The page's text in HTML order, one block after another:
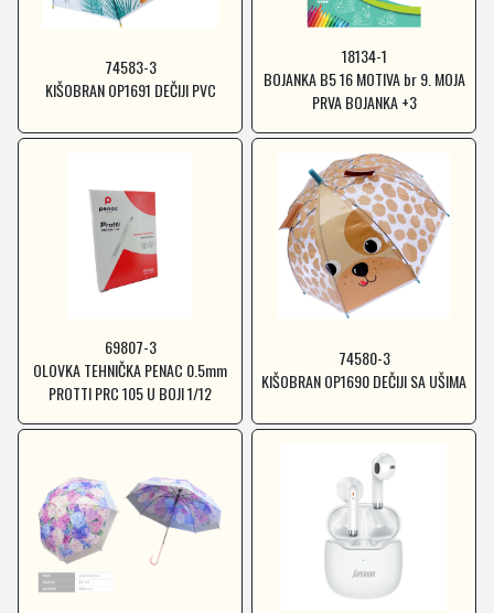
74583-3
KIŠOBRAN OP1691 DEČIJI PVC
18134-1
BOJANKA B5 16 MOTIVA br 9. MOJA
PRVA BOJANKA +3
69807-3
OLOVKA TEHNIČKA PENAC 0.5mm
PROTTI PRC 105 U BOJI 1/12
74580-3
KIŠOBRAN OP1690 DEČIJI SA UŠIMA